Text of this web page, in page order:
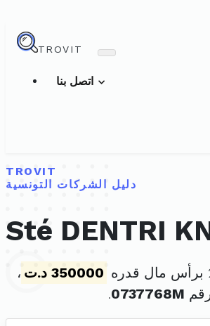
TROVIT
TROVIT
دليل الشركات التونسية
Sté DENTRI
350000 د.ت
،
0737768M
.